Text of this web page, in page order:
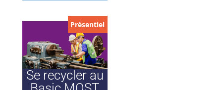
Présentiel
Se recycler au